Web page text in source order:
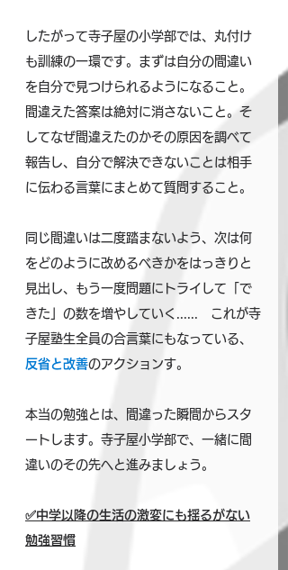
したがって寺子屋の小学部では、丸付け
も訓練の一環です。まずは自分の間違い
を自分で見つけられるようになること。
間違えた答案は絶対に消さないこと。そ
してなぜ間違えたのかその原因を調べて
報告し、自分で解決できないことは相手
に伝わる言葉にまとめて質問すること。
同じ間違いは二度踏まないよう、次は何
をどのように改めるべきかをはっきりと
見出し、もう一度問題にトライして「で
きた」の数を増やしていく......　これが寺
子屋塾生全員の合言葉にもなっている、
反省と改善のアクションす。
本当の勉強とは、間違った瞬間からスタ
ート します。寺子屋小学部で、一緒に間
違いのその先へと進みましょう。
✅中学以降の生活の激変にも揺るがない
勉強習慣